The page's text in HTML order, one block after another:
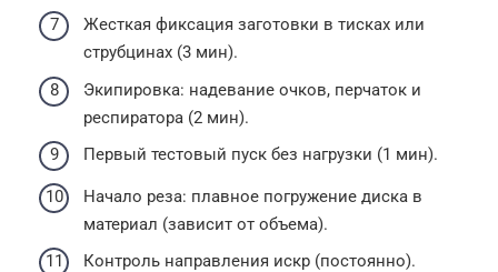
Жесткая фиксация заготовки в тисках или
струбцинах (3 мин).
Экипировка: надевание очков, перчаток и
респиратора (2 мин).
Первый тестовый пуск без нагрузки (1 мин).
Начало реза: плавное погружение диска в
материал (зависит от объема).
Контроль направления искр (постоянно).